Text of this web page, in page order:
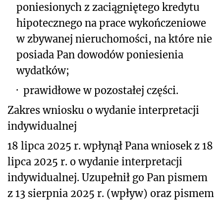
poniesionych z zaciągniętego kredytu
hipotecznego na prace wykończeniowe
w zbywanej nieruchomości, na które nie
posiada Pan dowodów poniesienia
wydatków;
· prawidłowe w pozostałej części.
Zakres wniosku o wydanie interpretacji
indywidualnej
18 lipca 2025 r. wpłynął Pana wniosek z 18
lipca 2025 r. o wydanie interpretacji
indywidualnej. Uzupełnił go Pan pismem
z 13 sierpnia 2025 r. (wpływ) oraz pismem